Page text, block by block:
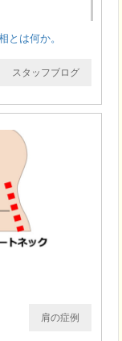
は何か。
スタッフブログ
肩の症例